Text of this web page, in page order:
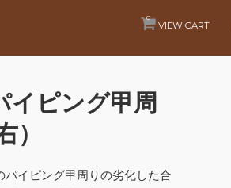
VIEW CART
0
イピング甲周
）
パイピング甲周りの劣化した合